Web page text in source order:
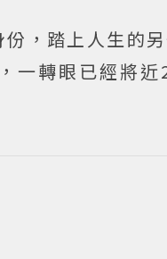
，踏上人生的
一轉眼已經將